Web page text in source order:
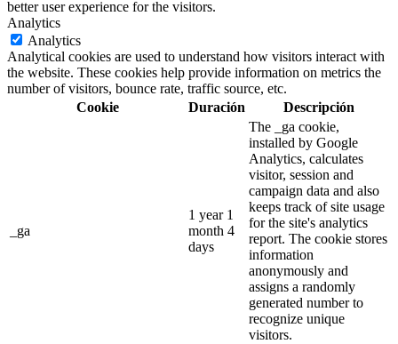
better user experience for the visitors.
Analytics
Analytics
Analytical cookies are used to understand how visitors interact with
the website. These cookies help provide information on metrics the
number of visitors, bounce rate, traffic source, etc.
Cookie
Duración Descripción
_ga
1 year 1
month 4
days
The _ga cookie,
installed by Google
Analytics, calculates
visitor, session and
campaign data and also
keeps track of site usage
for the site's analytics
report. The cookie stores
information
anonymously and
assigns a randomly
generated number to
recognize unique
visitors.